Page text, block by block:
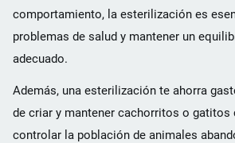
comportamiento, la esterilización es
problemas de salud y mantener un
adecuado.
Además, una esterilización te ahorra
de criar y mantener cachorritos o gatitos
controlar la población de animales